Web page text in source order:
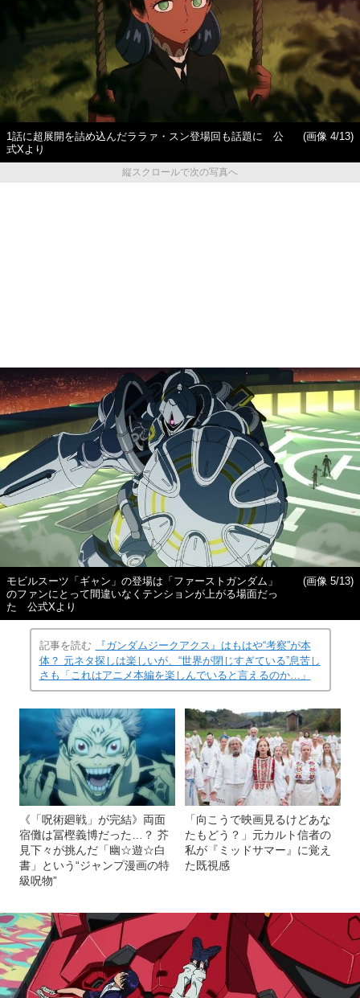
1話に超展開を詰め込んだララァ・スン登場回も話題に 公
式Xより
(画像 4/13)
縦スクロールで次の写真へ
モビルスーツ「ギャン」の登場は「ファーストガンダム」
のファンにとって間違いなくテンションが上がる場面だっ
た 公式Xより
(画像 5/13)
記事を読む
『ガンダムジークアクス』はもはや“考察”が本
体？ 元ネタ探しは楽しいが、“世界が閉じすぎている”息苦し
さも「これはアニメ本編を楽しんでいると言えるのか…」
《「呪術廻戦」が完結》両面
宿儺は冨樫義博だった…？ 芥
見下々が挑んだ「幽☆遊☆白
書」という“ジャンプ漫画の特
級呪物”
「向こうで映画見るけどあな
たもどう？」元カルト信者の
私が『ミッドサマー』に覚え
た既視感